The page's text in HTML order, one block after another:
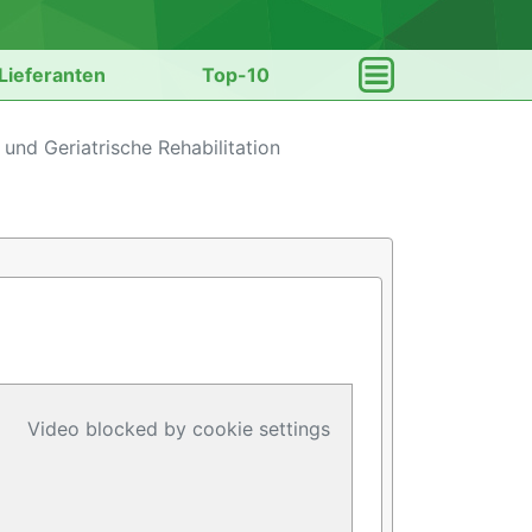
Top-10
Geriatrische Rehabilitation
Video blocked by cookie settings